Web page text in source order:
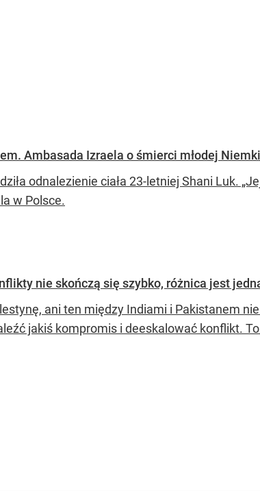
Ambasada Izraela o śmierci młodej Niemki
odnalezienie ciała 23-letniej Shani Luk.
w Polsce.
nie skończą się szybko, różnica jest
ani ten między Indiami i Pakistanem
jakiś kompromis i deeskalować konflikt.